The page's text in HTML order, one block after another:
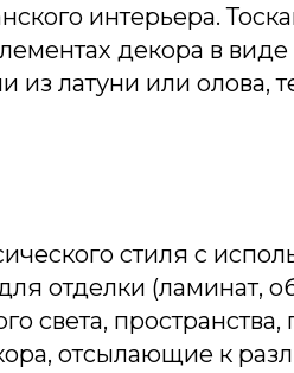
интерьера.
декора в
из латуни или олова,
стиля с
отделки (ламинат,
света,
отсылающие к